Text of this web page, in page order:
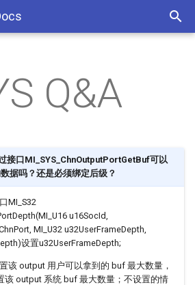
AEC
AI
APC
BF
I2C使用参考
Watchdog使用参考
SAR使用参考
UART开发参考
工具相关
应用相关
ISP软件开发参考
PQ Tool
境搭建
置和调
法
同
Q&A
接口MI_SYS_ChnOutputPortGetBuf可以
据吗？还是必须绑定后级？
MI_S32
u16SocId,
MI_U32 u32UserFrameDepth,
设置u32UserFrameDepth;
该 output 用户可以拿到的 buf 最大数量，
该 output 系统 buf 最大数量；不设置的情